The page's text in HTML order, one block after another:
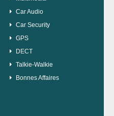
Car Audio
Car Security
GPS
DECT
Talkie-Walkie
Bonnes Affaires